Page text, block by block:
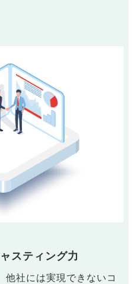
スティング力
他社には実現できないコ